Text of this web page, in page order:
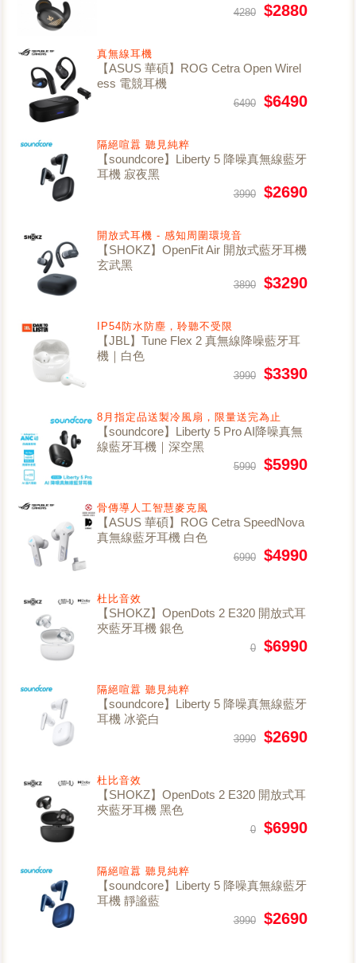
4280 $2880
真無線耳機
【ASUS 華碩】ROG Cetra Open Wirel
ess 電競耳機
6490 $6490
隔絕喧囂 聽見純粹
【soundcore】Liberty 5 降噪真無線藍牙
耳機 寂夜黑
3990 $2690
開放式耳機 - 感知周圍環境音
【SHOKZ】OpenFit Air 開放式藍牙耳機
玄武黑
3890 $3290
IP54防水防塵，聆聽不受限
【JBL】Tune Flex 2 真無線降噪藍牙耳
機｜白色
3990 $3390
8月指定品送製冷風扇，限量送完為止
【soundcore】Liberty 5 Pro AI降噪真無
線藍牙耳機｜深空黑
5990 $5990
骨傳導人工智慧麥克風
【ASUS 華碩】ROG Cetra SpeedNova
真無線藍牙耳機 白色
6990 $4990
杜比音效
【SHOKZ】OpenDots 2 E320 開放式耳
夾藍牙耳機 銀色
0 $6990
隔絕喧囂 聽見純粹
【soundcore】Liberty 5 降噪真無線藍牙
耳機 冰瓷白
3990 $2690
杜比音效
【SHOKZ】OpenDots 2 E320 開放式耳
夾藍牙耳機 黑色
0 $6990
隔絕喧囂 聽見純粹
【soundcore】Liberty 5 降噪真無線藍牙
耳機 靜謐藍
3990 $2690